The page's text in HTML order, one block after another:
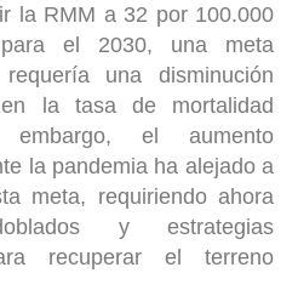
la RMM a 32 por 100.000
el 2030, una meta
una disminución
la tasa de mortalidad
embargo, el aumento
la pandemia ha alejado a
meta, requiriendo ahora
y estrategias
recuperar el terreno